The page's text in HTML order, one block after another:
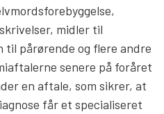
midler til
til pårørende og flere andre
senere på foråret
en aftale, som sikrer, at
får et specialiseret